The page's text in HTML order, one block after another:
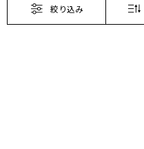
絞り込み